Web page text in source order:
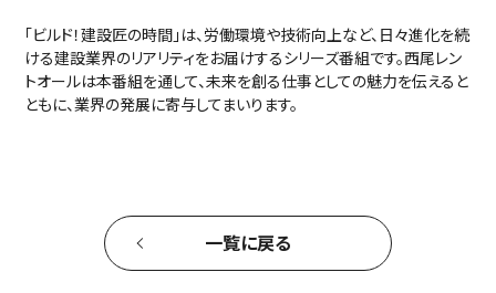
「ビルド！建設匠の時間」は、労働環境や技術向上など、日々進化を続
ける建設業界のリアリティをお届けするシリーズ番組です。西尾レン
トオールは本番組を通して、未来を創る仕事としての魅力を伝えると
ともに、業界の発展に寄与してまいります。
一覧に戻る